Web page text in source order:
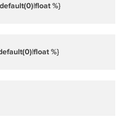
%}
%}